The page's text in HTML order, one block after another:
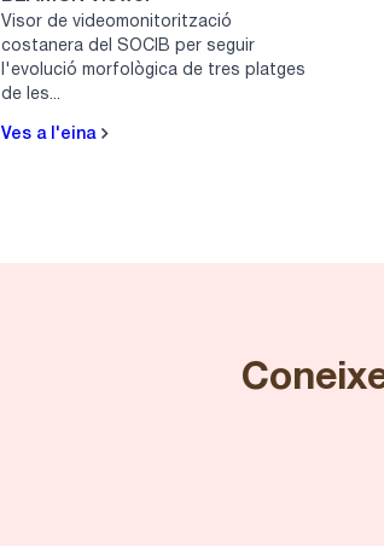
Visor de videomonitorització
costanera del SOCIB per seguir
l'evolució morfològica de tres platges
de les...
Ves a l'eina